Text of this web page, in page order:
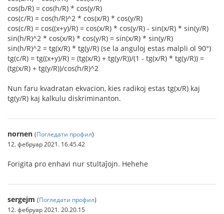
cos(b/R) = cos(h/R) * cos(y/R)
cos(c/R) = cos(h/R)^2 * cos(x/R) * cos(y/R)
cos(c/R) = cos((x+y)/R) = cos(x/R) * cos(y/R) - sin(x/R) * sin(y/R)
sin(h/R)^2 * cos(x/R) * cos(y/R) = sin(x/R) * sin(y/R)
sin(h/R)^2 = tg(x/R) * tg(y/R) (se la anguloj estas malpli ol 90°)
tg(c/R) = tg((x+y)/R) = (tg(x/R) + tg(y/R))/(1 - tg(x/R) * tg(y/R)) =
(tg(x/R) + tg(y/R))/cos(h/R)^2
Nun faru kvadratan ekvacion, kies radikoj estas tg(x/R) kaj
tg(y/R) kaj kalkulu diskriminanton.
nornen (Погледати профил)
12. фебруар 2021. 16.45.42
Forigita pro enhavi nur stultaĵojn. Hehehe
sergejm (Погледати профил)
12. фебруар 2021. 20.20.15